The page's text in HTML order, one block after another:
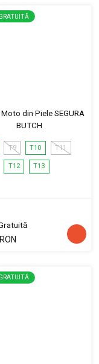
din Piele SEGURA
BUTCH
T9 T10 T11
T12 T13